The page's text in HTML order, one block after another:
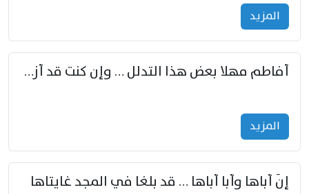
المزید
أفاطم مهلا بعض هذا التدلل … وإن كنت قد أزمعت صرمي فأجملي
المزید
إنّ أباها وأبا أباها … قد بلغا في المجد غايتاها